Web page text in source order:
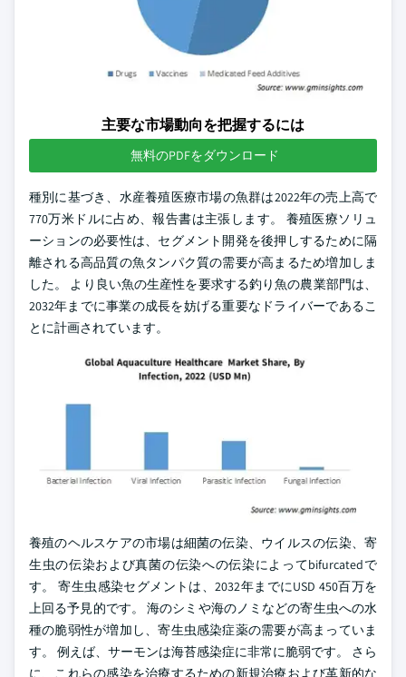
主要な市場動向を把握するには
無料のPDFをダウンロード
種別に基づき、水産養殖医療市場の魚群は2022年の売上高で
770万米ドルに占め、報告書は主張します。 養殖医療ソリュ
ーションの必要性は、セグメント開発を後押しするために隔
離される高品質の魚タンパク質の需要が高まるため増加しま
した。 より良い魚の生産性を要求する釣り魚の農業部門は、
2032年までに事業の成長を妨げる重要なドライバーであるこ
とに計画されています。
養殖のヘルスケアの市場は細菌の伝染、ウイルスの伝染、寄
生虫の伝染および真菌の伝染への伝染によってbifurcatedで
す。 寄生虫感染セグメントは、2032年までにUSD 450百万を
上回る予見的です。 海のシミや海のノミなどの寄生虫への水
種の脆弱性が増加し、寄生虫感染症薬の需要が高まっていま
す。 例えば、サーモンは海苔感染症に非常に脆弱です。 さら
に、これらの感染を治療するための新規治療および革新的な